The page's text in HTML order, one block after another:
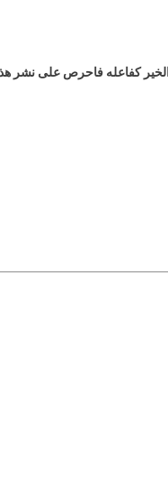
الخير كفاعله فاحرص على